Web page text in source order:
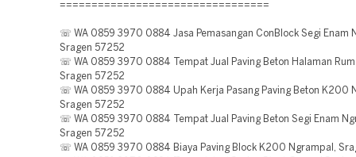
=================================
☏ WA 0859 3970 0884 Jasa Pemasangan ConBlock Segi Enam
Sragen 57252
☏ WA 0859 3970 0884 Tempat Jual Paving Beton Halaman
Sragen 57252
☏ WA 0859 3970 0884 Upah Kerja Pasang Paving Beton K200
Sragen 57252
☏ WA 0859 3970 0884 Tempat Jual Paving Beton Segi Enam
Sragen 57252
☏ WA 0859 3970 0884 Biaya Paving Block K200 Ngrampal,